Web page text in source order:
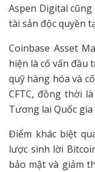
Aspen Digital
tài sản độc quyền
Coinbase Asset
hiện là cố vấn đầu
quỹ hàng hóa và
CFTC, đồng thời
Tương lai Quốc gia
Điểm khác biệt
lược sinh lời
bảo mật và giảm